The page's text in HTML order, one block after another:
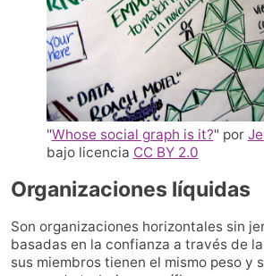
"Whose social graph is it?" por
bajo licencia CC BY 2.0
Organizaciones líquidas
Son organizaciones horizontales sin
basadas en la confianza a través de
sus miembros tienen el mismo peso y